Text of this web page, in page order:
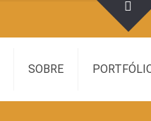
SOBRE